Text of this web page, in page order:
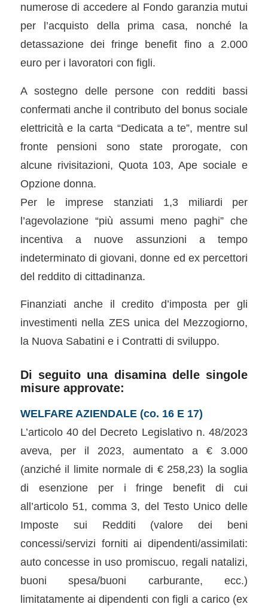
numerose di accedere al Fondo garanzia mutui
per l’acquisto della prima casa, nonché la
detassazione dei fringe benefit fino a 2.000
euro per i lavoratori con figli.
A sostegno delle persone con redditi bassi
confermati anche il contributo del bonus sociale
elettricità e la carta “Dedicata a te”, mentre sul
fronte pensioni sono state prorogate, con
alcune rivisitazioni, Quota 103, Ape sociale e
Opzione donna.
Per le imprese stanziati 1,3 miliardi per
l’agevolazione “più assumi meno paghi” che
incentiva a nuove assunzioni a tempo
indeterminato di giovani, donne ed ex percettori
del reddito di cittadinanza.
Finanziati anche il credito d’imposta per gli
investimenti nella ZES unica del Mezzogiorno,
la Nuova Sabatini e i Contratti di sviluppo.
Di seguito una disamina delle singole
misure approvate:
WELFARE AZIENDALE (co. 16 E 17)
L’articolo 40 del Decreto Legislativo n. 48/2023
aveva, per il 2023, aumentato a € 3.000
(anziché il limite normale di € 258,23) la soglia
di esenzione per i fringe benefit di cui
all’articolo 51, comma 3, del Testo Unico delle
Imposte sui Redditi (valore dei beni
concessi/servizi forniti ai dipendenti/assimilati:
auto concesse in uso promiscuo, regali natalizi,
buoni spesa/buoni carburante, ecc.)
limitatamente ai dipendenti con figli a carico (ex